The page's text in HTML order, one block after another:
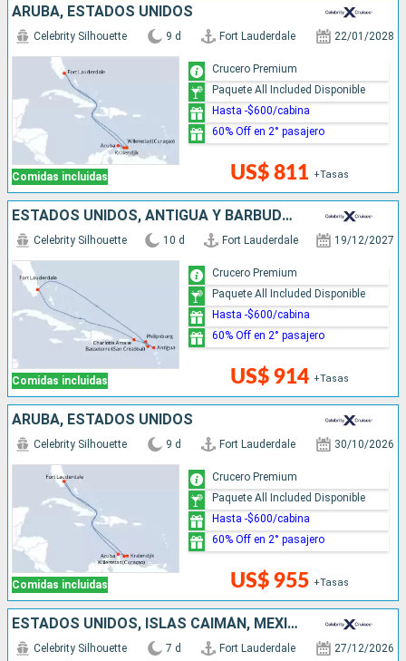
ARUBA, ESTADOS UNIDOS
Comidas incluidas
Celebrity Silhouette 9 d Fort Lauderdale 22/01/2028
US$ 811 +Tasas
Crucero Premium
Paquete All Included Disponible
Hasta -$600/cabina
60% Off en 2° pasajero
ESTADOS UNIDOS, ANTIGUA Y BARBUDA, SAN MARTÍN
Comidas incluidas
Celebrity Silhouette 10 d Fort Lauderdale 19/12/2027
US$ 914 +Tasas
Crucero Premium
Paquete All Included Disponible
Hasta -$600/cabina
60% Off en 2° pasajero
ARUBA, ESTADOS UNIDOS
Comidas incluidas
Celebrity Silhouette 9 d Fort Lauderdale 30/10/2026
US$ 955 +Tasas
Crucero Premium
Paquete All Included Disponible
Hasta -$600/cabina
60% Off en 2° pasajero
ESTADOS UNIDOS, ISLAS CAIMÁN, MÉXICO, BAHAMAS
Celebrity Silhouette 7 d Fort Lauderdale 27/12/2026